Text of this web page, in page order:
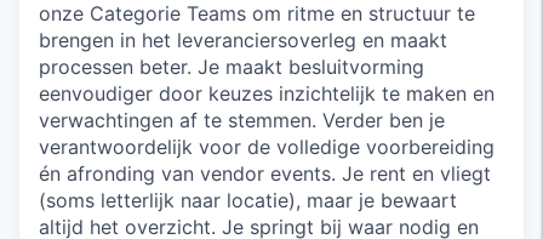
onze Categorie Teams om ritme en structuur te
brengen in het leveranciersoverleg en maakt
processen beter. Je maakt besluitvorming
eenvoudiger door keuzes inzichtelijk te maken en
verwachtingen af te stemmen. Verder ben je
verantwoordelijk voor de volledige voorbereiding
én afronding van vendor events. Je rent en vliegt
(soms letterlijk naar locatie), maar je bewaart
altijd het overzicht. Je springt bij waar nodig en